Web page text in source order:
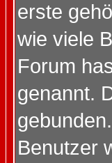
erste
wie viele
Forum
genannt.
Benutzer